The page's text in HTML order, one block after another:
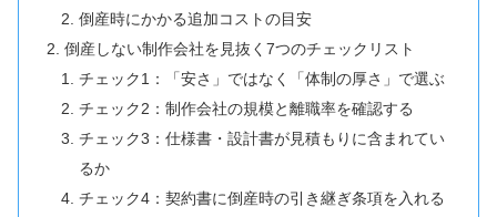
倒産時にかかる追加コストの目安
倒産しない制作会社を見抜く7つのチェックリスト
チェック1：「安さ」ではなく「体制の厚さ」で選ぶ
チェック2：制作会社の規模と離職率を確認する
チェック3：仕様書・設計書が見積もりに含まれてい
るか
チェック4：契約書に倒産時の引き継ぎ条項を入れる